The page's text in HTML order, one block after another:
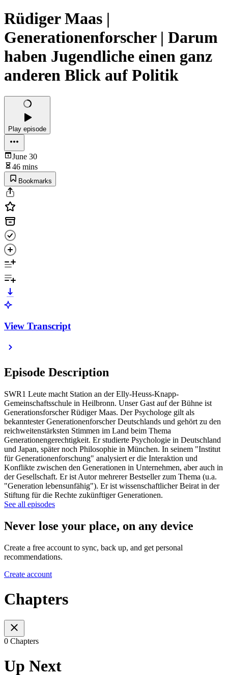
Rüdiger Maas |
Generationenforscher | Darum
haben Jugendliche einen ganz
anderen Blick auf Politik
Play episode
June 30
46 mins
Bookmarks
View Transcript
Episode Description
SWR1 Leute macht Station an der Elly-Heuss-Knapp-
Gemeinschaftsschule in Heilbronn. Unser Gast auf der Bühne ist
Generationsforscher Rüdiger Maas. Der Psychologe gilt als
bekanntester Generationenforscher Deutschlands und gehört zu den
reichweitenstärksten Stimmen im Land beim Thema
Generationengerechtigkeit. Er studierte Psychologie in Deutschland
und Japan, später noch Philosophie in München. In seinem "Institut
für Generationenforschung" analysiert er die Interaktion und
Konflikte zwischen den Generationen in Unternehmen, aber auch in
der Gesellschaft. Er ist Autor mehrerer Bestseller zum Thema (u.a.
"Generation lebensunfähig"). Er ist wissenschaftlicher Beirat in der
Stiftung für die Rechte zukünftiger Generationen.
See all episodes
Never lose your place, on any device
Create a free account to sync, back up, and get personal
recommendations.
Create account
Chapters
0 Chapters
Up Next